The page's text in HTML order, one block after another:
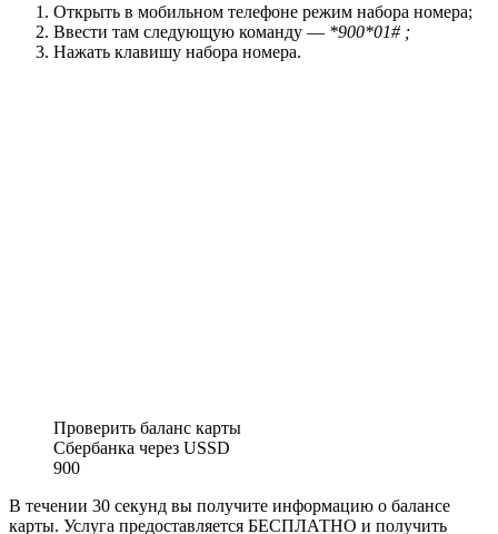
Открыть в мобильном телефоне режим набора номера;
Ввести там следующую команду — *900*01# ;
Нажать клавишу набора номера.
Проверить баланс карты
Сбербанка через USSD
900
В течении 30 секунд вы получите информацию о балансе
карты. Услуга предоставляется БЕСПЛАТНО и получить